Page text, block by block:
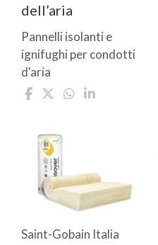
dell’aria
Pannelli isolanti e
ignifughi per condotti
d'aria
Saint-Gobain Italia